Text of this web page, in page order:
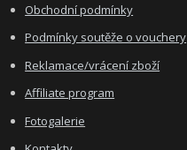
Obchodní podmínky
Podmínky soutěže o vouchery
Reklamace/vrácení zboží
Affiliate program
Fotogalerie